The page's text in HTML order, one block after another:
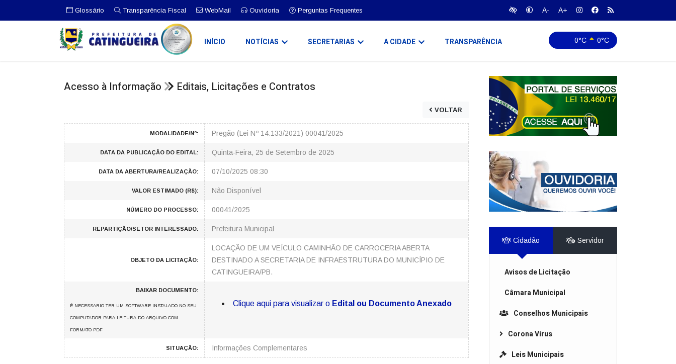
Glossário Transparência Fiscal WebMail Ouvidoria Perguntas Frequentes A- A+
0°C 0°C
INÍCIO NOTÍCIAS SECRETARIAS A CIDADE TRANSPARÊNCIA
Acesso à Informação Editais, Licitações e Contratos
VOLTAR
MODALIDADE/Nº: Pregão (Lei Nº 14.133/2021) 00041/2025
DATA DA PUBLICAÇÃO DO EDITAL: Quinta-Feira, 25 de Setembro de 2025
DATA DA ABERTURA/REALIZAÇÃO: 07/10/2025 08:30
VALOR ESTIMADO (R$): Não Disponível
NÚMERO DO PROCESSO: 00041/2025
REPARTIÇÃO/SETOR INTERESSADO: Prefeitura Municipal
OBJETO DA LICITAÇÃO:
LOCAÇÃO DE UM VEÍCULO CAMINHÃO DE CARROCERIA ABERTA
DESTINADO A SECRETARIA DE INFRAESTRUTURA DO MUNICÍPIO DE
CATINGUEIRA/PB.
BAIXAR DOCUMENTO:
É NECESSARIO TER UM SOFTWARE INSTALADO NO SEU
COMPUTADOR PARA LEITURA DO ARQUIVO COM
FORMATO PDF
Clique aqui para visualizar o Edital ou Documento Anexado
SITUAÇÃO: Informações Complementares
Cidadão Servidor
Avisos de Licitação
Câmara Municipal
Conselhos Municipais
Corona Vírus
Leis Municipais